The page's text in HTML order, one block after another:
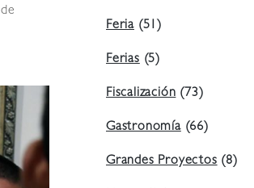
Feria (51)
Ferias(5)
Fiscalización(73)
Gastronomía(66)
Grandes Proyectos(8)